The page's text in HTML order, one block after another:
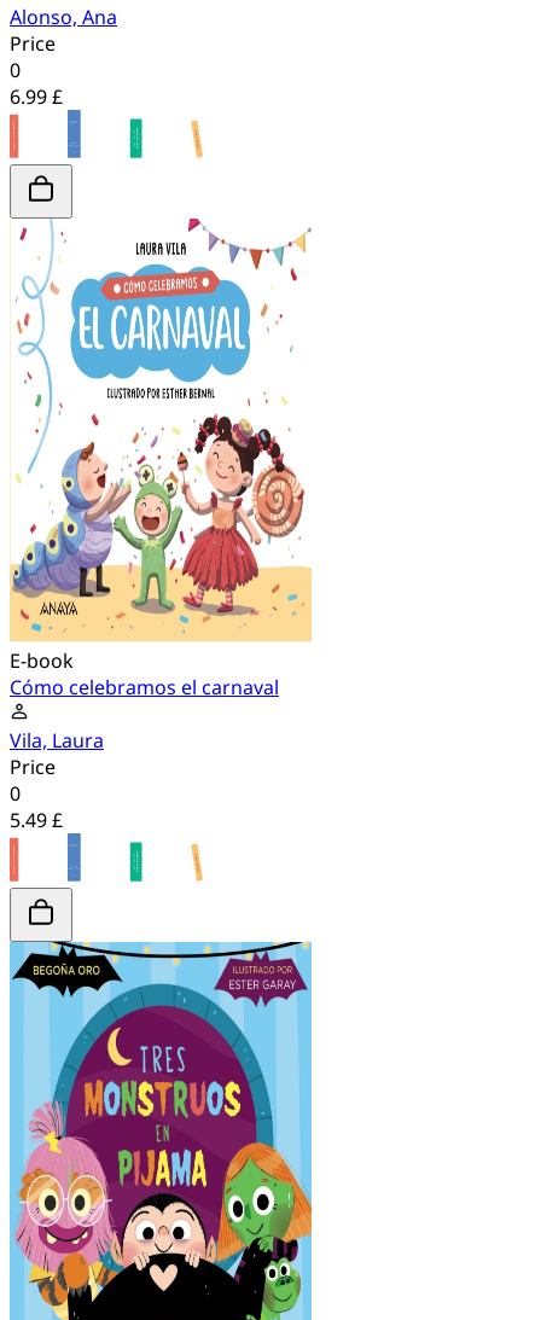
Alonso, Ana
Price
0
6.99 £
E-book
Cómo celebramos el carnaval
Vila, Laura
Price
0
5.49 £